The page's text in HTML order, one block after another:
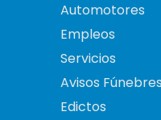
Automotores
Empleos
Servicios
Avisos
Edictos